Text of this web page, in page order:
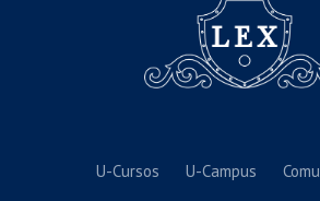
U-Cursos U-Campus